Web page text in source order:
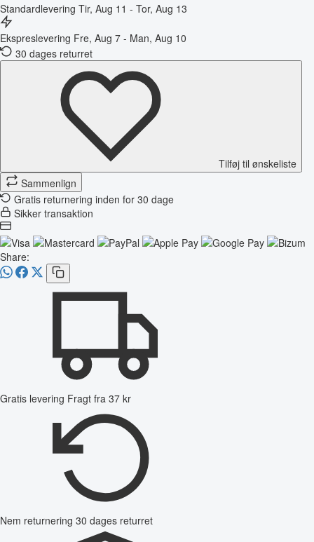
Standardlevering Tir, Aug 11 - Tor, Aug 13
Ekspreslevering Fre, Aug 7 - Man, Aug 10
30 dages returret
Tilføj til ønskeliste
Sammenlign
Gratis returnering inden for 30 dage
Sikker transaktion
Share:
Gratis levering Fragt fra 37 kr
Nem returnering 30 dages returret